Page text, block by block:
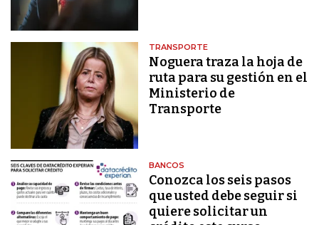
TRANSPORTE
Noguera traza la hoja de
ruta para su gestión en el
Ministerio de
Transporte
BANCOS
Conozca los seis pasos
que usted debe seguir si
quiere solicitar un